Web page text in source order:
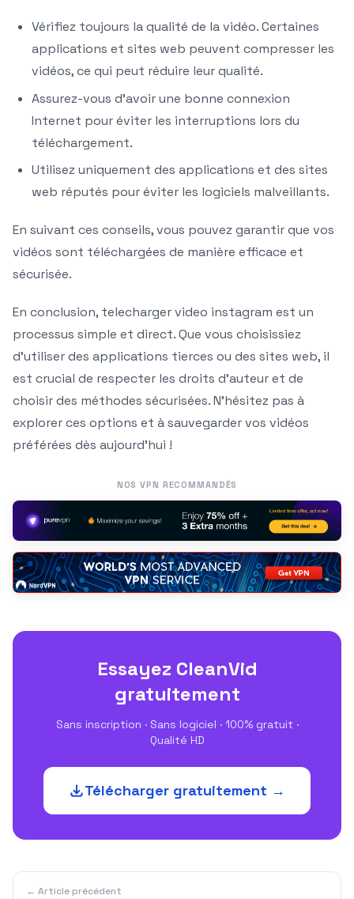
Vérifiez toujours la qualité de la vidéo. Certaines
applications et sites web peuvent compresser les
vidéos, ce qui peut réduire leur qualité.
Assurez-vous d’avoir une bonne connexion
Internet pour éviter les interruptions lors du
téléchargement.
Utilisez uniquement des applications et des sites
web réputés pour éviter les logiciels malveillants.
En suivant ces conseils, vous pouvez garantir que vos
vidéos sont téléchargées de manière efficace et
sécurisée.
En conclusion, telecharger video instagram est un
processus simple et direct. Que vous choisissiez
d’utiliser des applications tierces ou des sites web, il
est crucial de respecter les droits d’auteur et de
choisir des méthodes sécurisées. N’hésitez pas à
explorer ces options et à sauvegarder vos vidéos
préférées dès aujourd’hui !
NOS VPN RECOMMANDÉS
Essayez CleanVid
gratuitement
Sans inscription · Sans logiciel · 100% gratuit ·
Qualité HD
Télécharger gratuitement →
← Article précédent